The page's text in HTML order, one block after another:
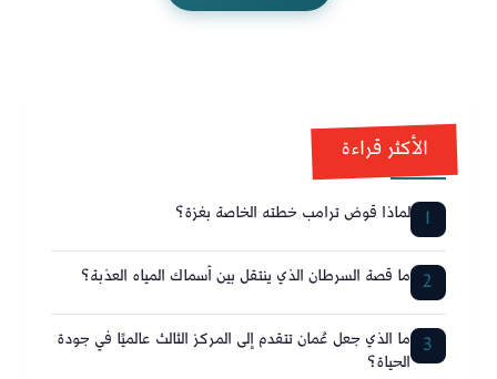
الأكثر قراءة
1 لماذا قوض ترامب خطته الخاصة بغزة؟
2 ما قصة السرطان الذي ينتقل بين أسماك المياه العذبة؟
3 ما الذي جعل عُمان تتقدم إلى المركز الثالث عالميًا في جودة
الحياة؟